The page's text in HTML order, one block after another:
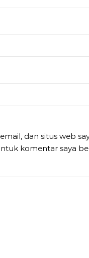
dan situs web
komentar saya